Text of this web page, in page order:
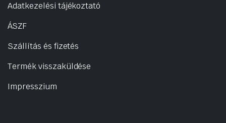
Adatkezelési tájékoztató
ÁSZF
Szállítás és fizetés
Termék visszaküldése
Impresszium